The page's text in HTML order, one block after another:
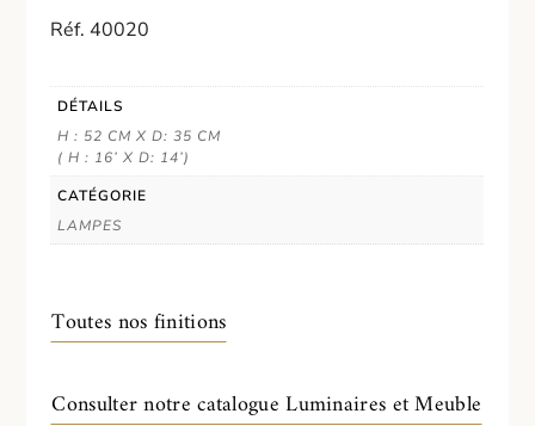
Réf. 40020
DÉTAILS
H : 52 CM X D: 35 CM
( H : 16’ X D: 14’)
CATÉGORIE
LAMPES
Toutes nos finitions
Consulter notre catalogue Luminaires et Meuble